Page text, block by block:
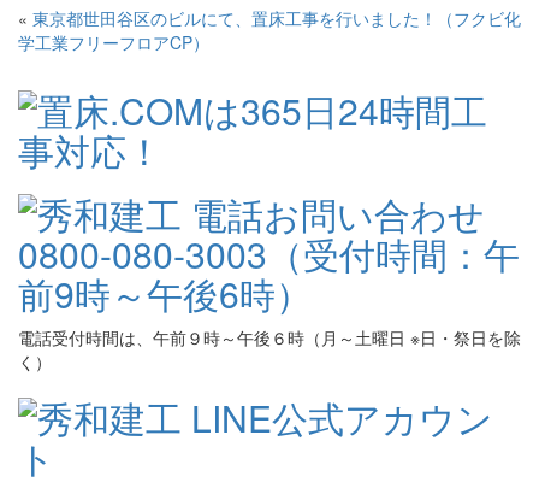
« 東京都世田谷区のビルにて、置床工事を行いました！（フクビ化
学工業フリーフロアCP）
電話受付時間は、午前９時～午後６時（月～土曜日 ※日・祭日を除
く）